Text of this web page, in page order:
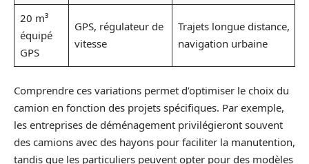
20 m³
équipé
GPS
GPS, régulateur de
vitesse
Trajets longue distance,
navigation urbaine
Comprendre ces variations permet d’optimiser le choix du
camion en fonction des projets spécifiques. Par exemple,
les entreprises de déménagement privilégieront souvent
des camions avec des hayons pour faciliter la manutention,
tandis que les particuliers peuvent opter pour des modèles